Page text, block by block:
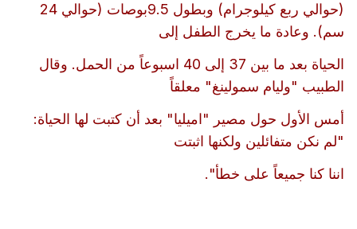
(حوالي ربع كيلوجرام) وبطول 9.5بوصات (حوالي 24
سم). وعادة ما يخرج الطفل إلى
الحياة بعد ما بين 37 إلى 40 اسبوعاً من الحمل. وقال
الطبيب "وليام سمولينغ" معلقاً
أمس الأول حول مصير "اميليا" بعد أن كتبت لها الحياة:
"لم نكن متفائلين ولكنها اثبتت
اننا كنا جميعاً على خطأ".